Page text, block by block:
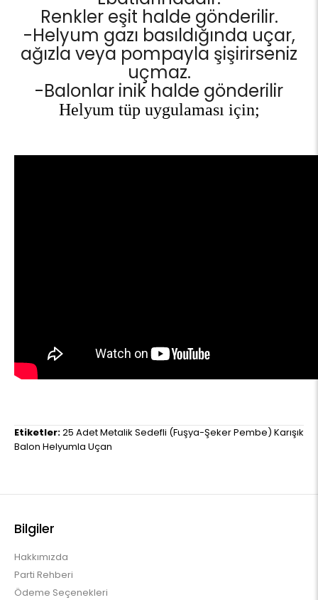
Renkler eşit halde gönderilir.
-Helyum gazı basıldığında uçar,
ağızla veya pompayla şişirirseniz
uçmaz.
-Balonlar inik halde gönderilir
Helyum tüp uygulaması için;
Etiketler:25 Adet Metalik Sedefli (Fuşya-Şeker Pembe) Karışık
Balon Helyumla Uçan
Bilgiler
Hakkımızda
Parti Rehberi
Ödeme Seçenekleri